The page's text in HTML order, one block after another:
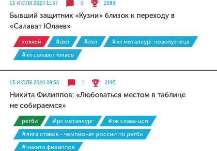
13 ИЮЛЯ 2020 11:37 0 2988
Бывший защитник «Кузни» близок к переходу в
«Салават Юлаев»
хоккей #вхл #кхл
#хк металлург новокузнецк
#хк салават юлаев
13 ИЮЛЯ 2020 09:36 1 2195
Никита Филиппов: «Любоваться местом в таблице
не собираемся»
регби #рк металлург
#рк слава-цсп
#лига ставок - чемпионат россии по регби
#никита филиппов